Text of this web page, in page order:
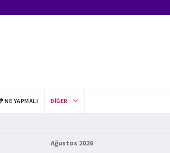
NE YAPMALI DIĞER
Ağustos 2026